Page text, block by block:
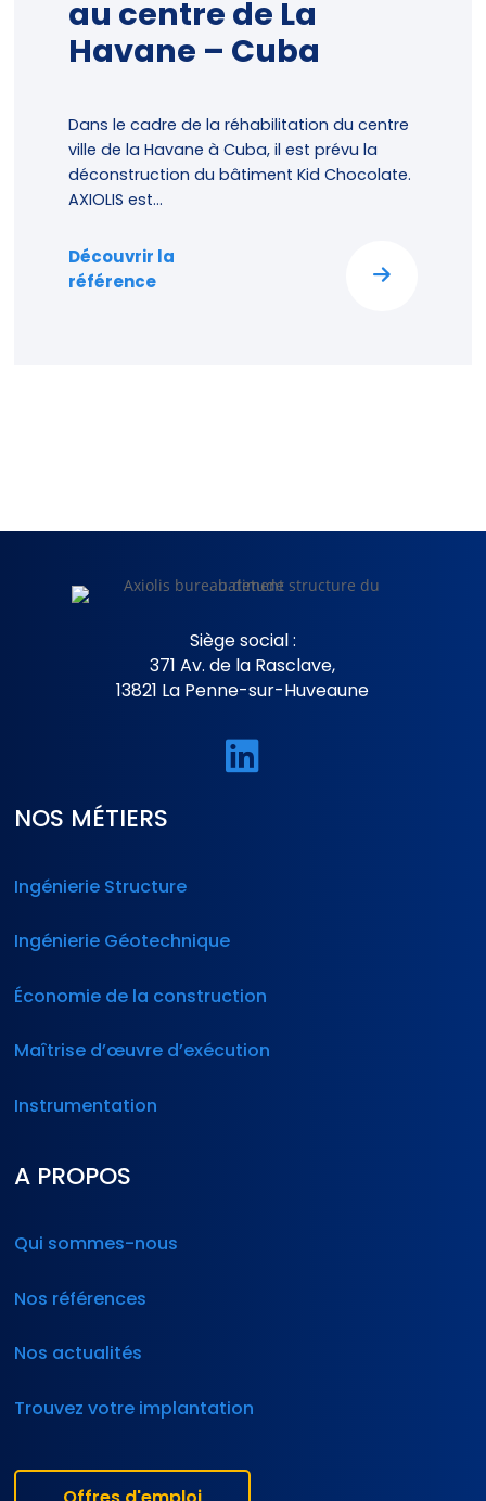
au centre de La
Havane – Cuba
Dans le cadre de la réhabilitation du centre
ville de la Havane à Cuba, il est prévu la
déconstruction du bâtiment Kid Chocolate.
AXIOLIS est...
Découvrir la
référence
Siège social :
371 Av. de la Rasclave,
13821 La Penne-sur-Huveaune

NOS MÉTIERS
Ingénierie Structure
Ingénierie Géotechnique
Économie de la construction
Maîtrise d’œuvre d’exécution
Instrumentation
A PROPOS
Qui sommes-nous
Nos références
Nos actualités
Trouvez votre implantation